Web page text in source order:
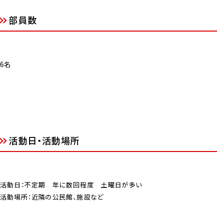
部員数
6名
活動日・活動場所
活動日：不定期 年に数回程度 土曜日が多い
活動場所：近隣の公民館、施設など